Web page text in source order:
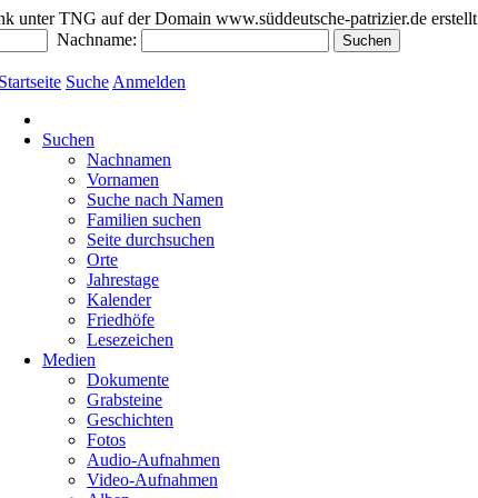
unter TNG auf der Domain www.süddeutsche-patrizier.de erstellt
Nachname:
Startseite Suche Anmelden
Suchen
Nachnamen
Vornamen
Suche nach Namen
Familien suchen
Seite durchsuchen
Orte
Jahrestage
Kalender
Friedhöfe
Lesezeichen
Medien
Dokumente
Grabsteine
Geschichten
Fotos
Audio-Aufnahmen
Video-Aufnahmen